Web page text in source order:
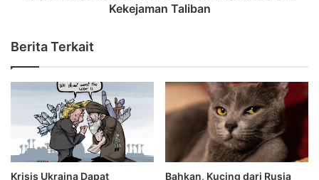
Kekejaman Taliban
Berita Terkait
Krisis Ukraina Dapat
Bahkan, Kucing dari Rusia